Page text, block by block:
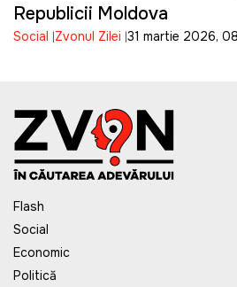
Republicii Moldova
Social Zvonul Zilei 31 martie 2026,
Flash
Social
Economic
Politică